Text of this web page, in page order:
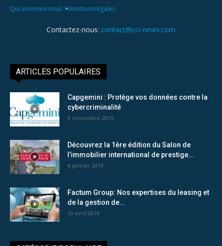
Qui sommes-nous ?•Mentions légales
Contactez-nous: contact@cci-news.com
ARTICLES POPULAIRES
Capgemini : Protège vos données contre la
cybercriminalité
9 novembre 2015
Découvrez la 1ère édition du Salon de
l’immobilier international de prestige...
4 janvier 2019
Factum Group: Nos expertises du leasing et
de la gestion de...
10 avril 2019